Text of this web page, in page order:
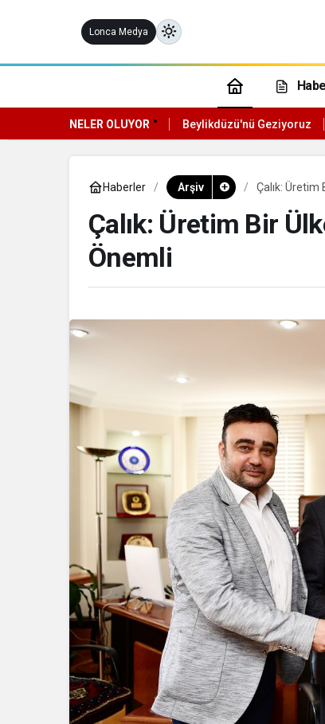
Lonca Medya
modunu seçin.
modunu seçin.
NELER OLUYOR Beylikdüzü'nü Geziyoruz
Haberler Arşiv Çalık:
Çalık: Üretim Bir
Önemli